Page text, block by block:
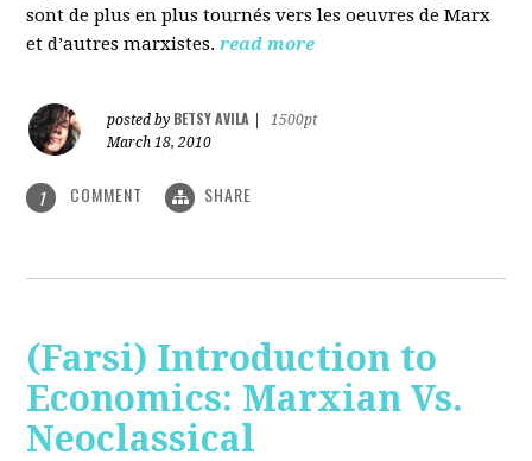
sont de plus en plus tournés vers les oeuvres de Marx
et d’autres marxistes. read more
posted by BETSY AVILA
1500pt
March 18, 2010
1 COMMENT SHARE
(Farsi) Introduction to
Economics: Marxian Vs.
Neoclassical